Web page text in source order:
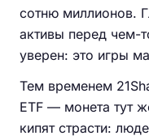
сотню миллионов.
активы перед чем-
уверен: это игры
Тем временем
ETF — монета тут
кипят страсти: